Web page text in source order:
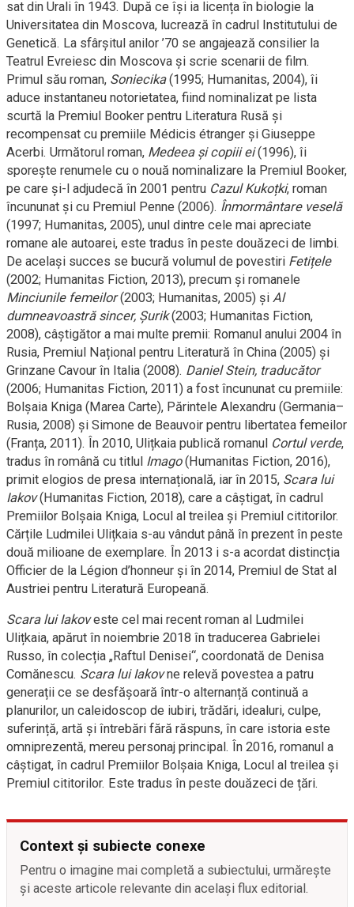
sat din Urali în 1943. După ce își ia licența în biologie la
Universitatea din Moscova, lucrează în cadrul Institutului de
Genetică. La sfârșitul anilor ’70 se angajează consilier la
Teatrul Evreiesc din Moscova și scrie scenarii de film.
Primul său roman, Soniecika(1995; Humanitas, 2004), îi
aduce instantaneu notorietatea, fiind nominalizat pe lista
scurtă la Premiul Booker pentru Literatura Rusă și
recompensat cu premiile Médicis étranger și Giuseppe
Acerbi. Următorul roman, Medeea și copiii ei(1996), îi
sporește renumele cu o nouă nominalizare la Premiul Booker,
pe care și-l adjudecă în 2001 pentru Cazul Kukoțki, roman
încununat și cu Premiul Penne (2006). Înmormântare veselă
(1997; Humanitas, 2005), unul dintre cele mai apreciate
romane ale autoarei, este tradus în peste douăzeci de limbi.
De același succes se bucură volumul de povestiri Fetițele
(2002; Humanitas Fiction, 2013), precum și romanele
Minciunile femeilor(2003; Humanitas, 2005) și Al
dumneavoastră sincer, Șurik(2003; Humanitas Fiction,
2008), câștigător a mai multe premii: Romanul anului 2004 în
Rusia, Premiul Național pentru Literatură în China (2005) și
Grinzane Cavour în Italia (2008). Daniel Stein, traducător
(2006; Humanitas Fiction, 2011) a fost încununat cu premiile:
Bolșaia Kniga (Marea Carte), Părintele Alexandru (Germania–
Rusia, 2008) și Simone de Beauvoir pentru libertatea femeilor
(Franța, 2011). În 2010, Ulițkaia publică romanul Cortul verde,
tradus în română cu titlul Imago(Humanitas Fiction, 2016),
primit elogios de presa internațională, iar în 2015, Scara lui
Iakov(Humanitas Fiction, 2018), care a câștigat, în cadrul
Premiilor Bolșaia Kniga, Locul al treilea și Premiul cititorilor.
Cărțile Ludmilei Ulițkaia s-au vândut până în prezent în peste
două milioane de exemplare. În 2013 i s-a acordat distincția
Officier de la Légion d’honneur și în 2014, Premiul de Stat al
Austriei pentru Literatură Europeană.
Scara lui Iakoveste cel mai recent roman al Ludmilei
Ulițkaia, apărut în noiembrie 2018 în traducerea Gabrielei
Russo, în colecția „Raftul Denisei“, coordonată de Denisa
Comănescu. Scara lui Iakovne relevă povestea a patru
generații ce se desfășoară într-o alternanță continuă a
planurilor, un caleidoscop de iubiri, trădări, idealuri, culpe,
suferință, artă și întrebări fără răspuns, în care istoria este
omniprezentă, mereu personaj principal. În 2016, romanul a
câștigat, în cadrul Premiilor Bolșaia Kniga, Locul al treilea și
Premiul cititorilor. Este tradus în peste douăzeci de țări.
Context și subiecte conexe
Pentru o imagine mai completă a subiectului, urmărește
și aceste articole relevante din același flux editorial.